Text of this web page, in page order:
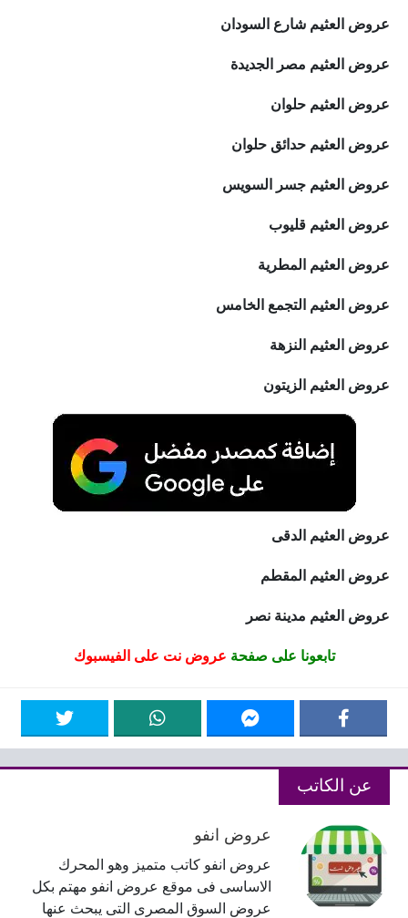
عروض العثيم شارع السودان
عروض العثيم مصر الجديدة
عروض العثيم حلوان
عروض العثيم حدائق حلوان
عروض العثيم جسر السويس
عروض العثيم قليوب
عروض العثيم المطرية
عروض العثيم التجمع الخامس
عروض العثيم النزهة
عروض العثيم الزيتون
عروض العثيم الدقى
عروض العثيم المقطم
عروض العثيم مدينة نصر
تابعونا على صفحة عروض نت على الفيسبوك
عن الكاتب
عروض انفو
عروض انفو كاتب متميز وهو المحرك
الاساسى فى موقع عروض انفو مهتم بكل
عروض السوق المصرى التى يبحث عنها